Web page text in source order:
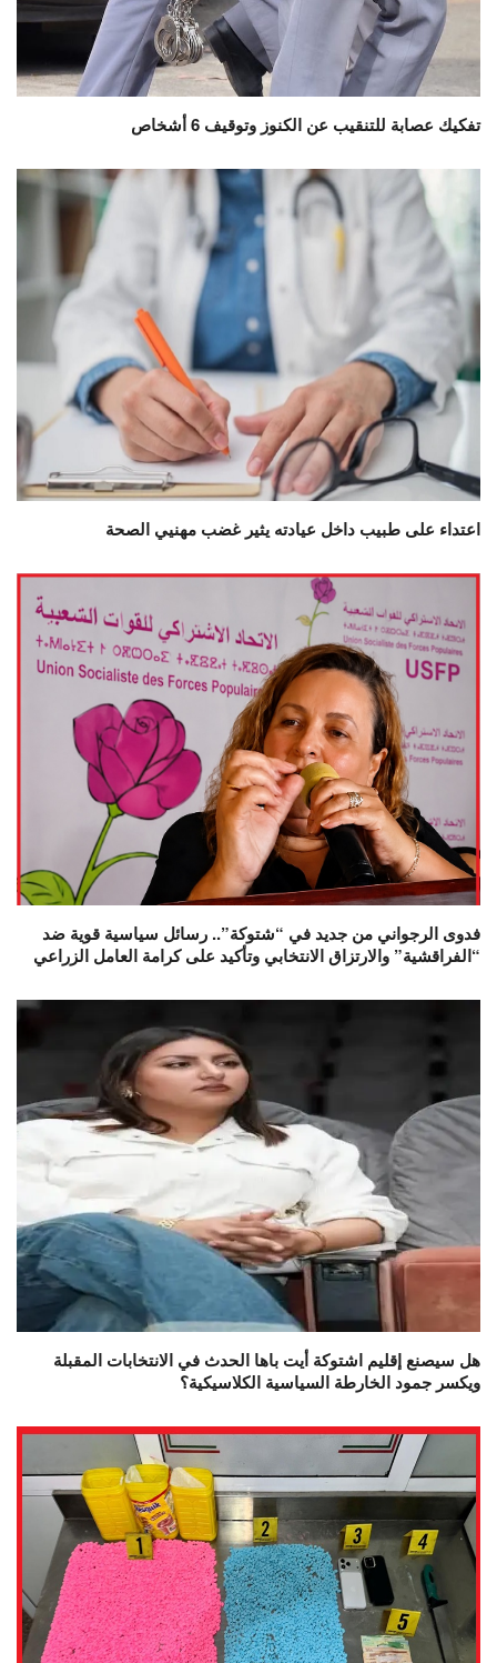
تفكيك عصابة للتنقيب عن الكنوز وتوقيف 6 أشخاص
اعتداء على طبيب داخل عيادته يثير غضب مهنيي الصحة
فدوى الرجواني من جديد في “شتوكة”.. رسائل سياسية قوية ضد
“الفراقشية” والارتزاق الانتخابي وتأكيد على كرامة العامل الزراعي
هل سيصنع إقليم اشتوكة أيت باها الحدث في الانتخابات المقبلة
ويكسر جمود الخارطة السياسية الكلاسيكية؟